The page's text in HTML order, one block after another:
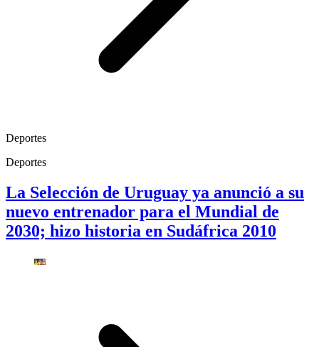
Deportes
Deportes
La Selección de Uruguay ya anunció a su
nuevo entrenador para el Mundial de
2030; hizo historia en Sudáfrica 2010